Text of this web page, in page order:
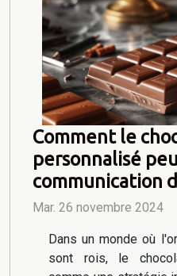
Comment le
personnalisé
communication
Mar. 26 novembre 2024
Dans un monde où
sont rois, le